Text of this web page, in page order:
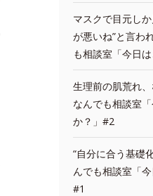
マスクで目元し
が悪いね”と言わ
も相談室「今日
生理前の肌荒れ
なんでも相談室
か？」#2
“自分に合う基礎
んでも相談室「
#1